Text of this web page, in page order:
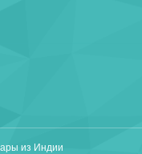
из Индии